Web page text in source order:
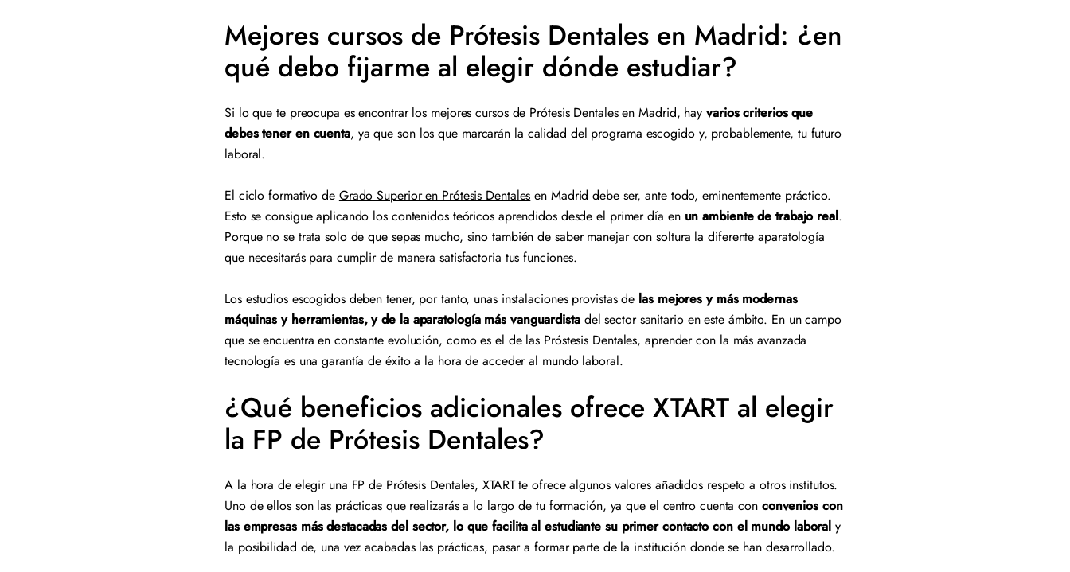
Mejores cursos de Prótesis Dentales en Madrid: ¿en
qué debo fijarme al elegir dónde estudiar?
Si lo que te preocupa es encontrar los mejores cursos de Prótesis Dentales en Madrid, hay varios criterios que
debes tener en cuenta, ya que son los que marcarán la calidad del programa escogido y, probablemente, tu futuro
laboral.
El ciclo formativo de Grado Superior en Prótesis Dentales en Madrid debe ser, ante todo, eminentemente práctico.
Esto se consigue aplicando los contenidos teóricos aprendidos desde el primer día en un ambiente de trabajo real.
Porque no se trata solo de que sepas mucho, sino también de saber manejar con soltura la diferente aparatología
que necesitarás para cumplir de manera satisfactoria tus funciones.
Los estudios escogidos deben tener, por tanto, unas instalaciones provistas de las mejores y más modernas
máquinas y herramientas, y de la aparatología más vanguardista del sector sanitario en este ámbito. En un campo
que se encuentra en constante evolución, como es el de las Próstesis Dentales, aprender con la más avanzada
tecnología es una garantía de éxito a la hora de acceder al mundo laboral.
¿Qué beneficios adicionales ofrece XTART al elegir
la FP de Prótesis Dentales?
A la hora de elegir una FP de Prótesis Dentales, XTART te ofrece algunos valores añadidos respeto a otros institutos.
Uno de ellos son las prácticas que realizarás a lo largo de tu formación, ya que el centro cuenta con convenios con
las empresas más destacadas del sector, lo que facilita al estudiante su primer contacto con el mundo laboral y
la posibilidad de, una vez acabadas las prácticas, pasar a formar parte de la institución donde se han desarrollado.